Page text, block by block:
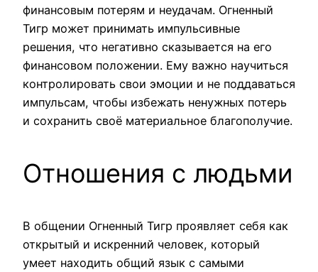
финансовым потерям и неудачам. Огненный
Тигр может принимать импульсивные
решения, что негативно сказывается на его
финансовом положении. Ему важно научиться
контролировать свои эмоции и не поддаваться
импульсам, чтобы избежать ненужных потерь
и сохранить своё материальное благополучие.
Отношения с людьми
В общении Огненный Тигр проявляет себя как
открытый и искренний человек, который
умеет находить общий язык с самыми